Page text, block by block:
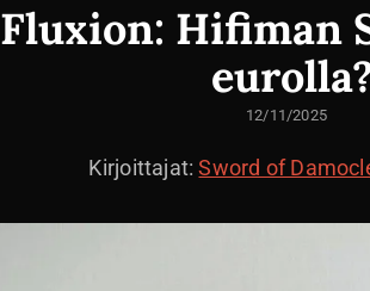
Hifiman
LÄHETETTY
12/11/2025
Kirjoittajat:Sword of